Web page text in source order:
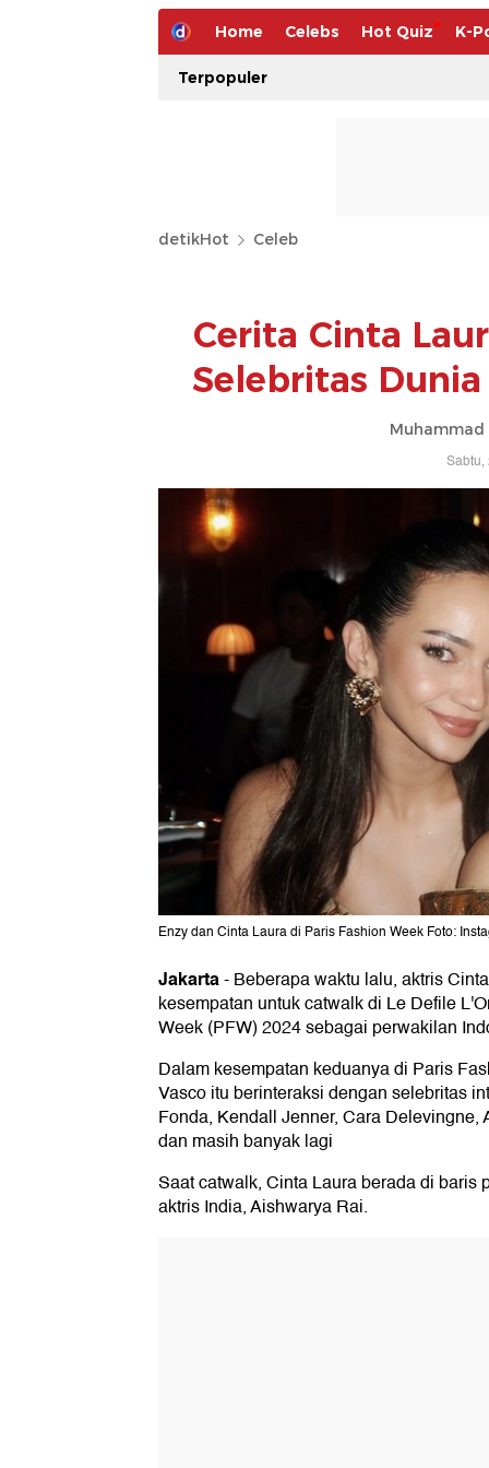
Home Celebs Hot Quiz K-
Terpopuler
detikHot Celeb
Cerita Cinta
Selebritas
Muhammad
Sabtu,
Enzy dan Cinta Laura di Paris Fashion Week Foto:
Jakarta-Beberapa waktu lalu, aktris
kesempatan untuk catwalk di Le Defile
Week (PFW) 2024 sebagai perwakilan
Dalam kesempatan keduanya di Paris
Vasco itu berinteraksi dengan selebritas
Fonda, Kendall Jenner, Cara Delevingne,
dan masih banyak lagi
Saat catwalk, Cinta Laura berada di baris
aktris India, Aishwarya Rai.